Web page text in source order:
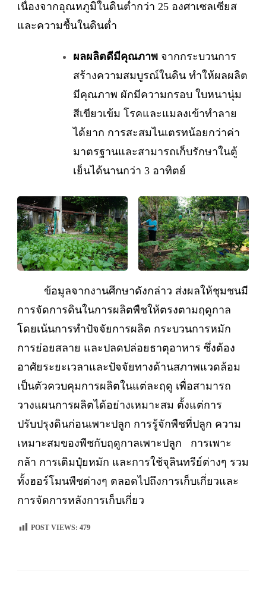
เนื่องจากอุณหภูมิในดินต่ำกว่า 25 องศาเซลเซียส
และความชื้นในดินต่ำ
ผลผลิตดีมีคุณภาพ จากกระบวนการ
สร้างความสมบูรณ์ในดิน ทำให้ผลผลิต
มีคุณภาพ ผักมีความกรอบ ใบหนานุ่ม
สีเขียวเข้ม โรคและแมลงเข้าทำลาย
ได้ยาก การสะสมไนเตรทน้อยกว่าค่า
มาตรฐานและสามารถเก็บรักษาในตู้
เย็นได้นานกว่า 3 อาทิตย์
ข้อมูลจากงานศึกษาดังกล่าว ส่งผลให้ชุมชนมี
การจัดการดินในการผลิตพืชให้ตรงตามฤดูกาล
โดยเน้นการทำปัจจัยการผลิต กระบวนการหมัก
การย่อยสลาย และปลดปล่อยธาตุอาหาร ซึ่งต้อง
อาศัยระยะเวลาและปัจจัยทางด้านสภาพแวดล้อม
เป็นตัวควบคุมการผลิตในแต่ละฤดู เพื่อสามารถ
วางแผนการผลิตได้อย่างเหมาะสม ตั้งแต่การ
ปรับปรุงดินก่อนเพาะปลูก การรู้จักพืชที่ปลูก ความ
เหมาะสมของพืชกับฤดูกาลเพาะปลูก การเพาะ
กล้า การเติมปุ๋ยหมัก และการใช้จุลินทรีย์ต่างๆ รวม
ทั้งฮอร์โมนพืชต่างๆ ตลอดไปถึงการเก็บเกี่ยวและ
การจัดการหลังการเก็บเกี่ยว
POST VIEWS: 479